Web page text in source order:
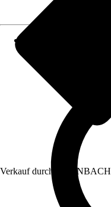
Verkauf durch: HORNBACH